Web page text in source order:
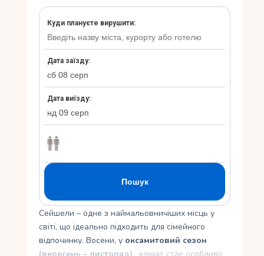
Сейшели – одне з наймальовничіших місць у
світі, що ідеально підходить для сімейного
відпочинку. Восени, у оксамитовий сезон